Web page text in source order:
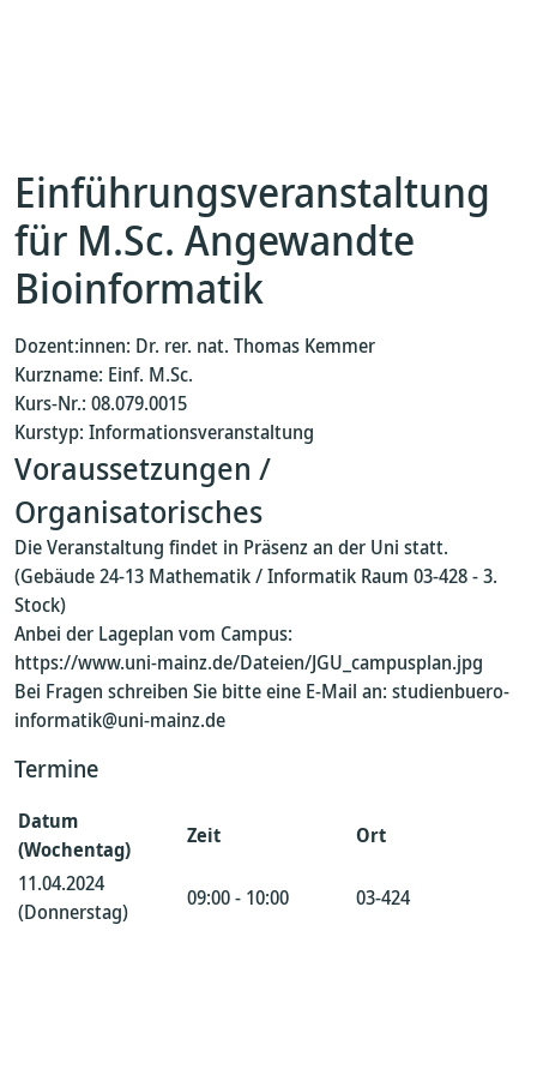
Einführungsveranstaltung
für M.Sc. Angewandte
Bioinformatik
Dozent:innen: Dr. rer. nat. Thomas Kemmer
Kurzname: Einf. M.Sc.
Kurs-Nr.: 08.079.0015
Kurstyp: Informationsveranstaltung
Voraussetzungen /
Organisatorisches
Die Veranstaltung findet in Präsenz an der Uni statt.
(Gebäude 24-13 Mathematik / Informatik Raum 03-428 - 3.
Stock)
Anbei der Lageplan vom Campus:
https://www.uni-mainz.de/Dateien/JGU_campusplan.jpg
Bei Fragen schreiben Sie bitte eine E-Mail an: studienbuero-
informatik@uni-mainz.de
Termine
Datum
(Wochentag)
Zeit
Ort
11.04.2024
(Donnerstag)
09:00 - 10:00 03-424